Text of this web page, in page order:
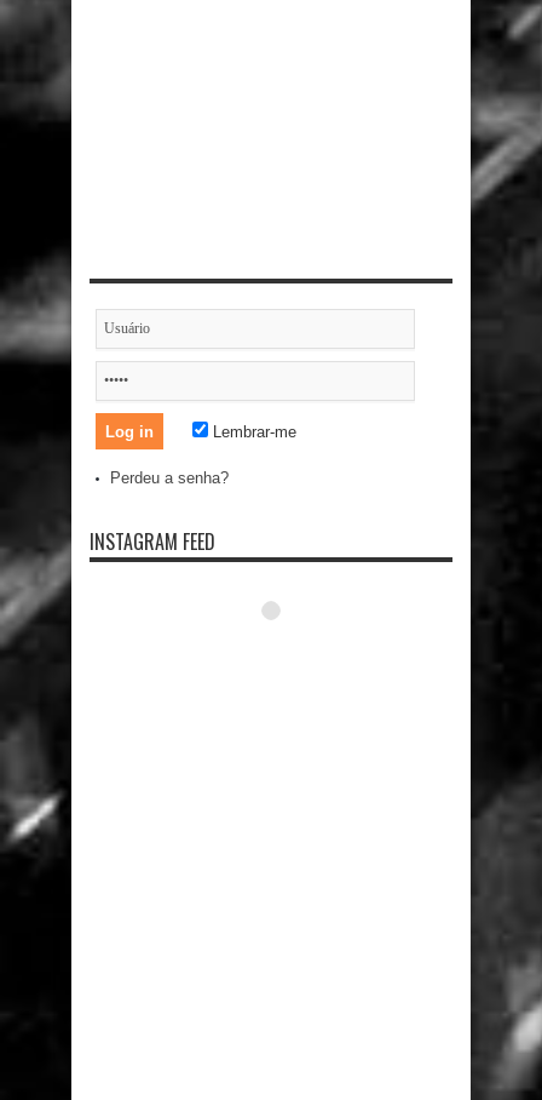
Lembrar-me
Perdeu a senha?
INSTAGRAM FEED